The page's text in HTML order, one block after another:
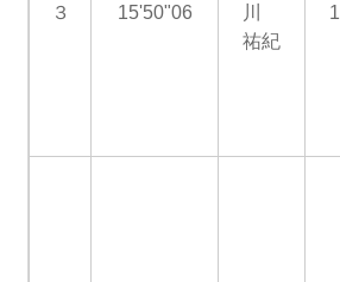
３ 15'50"06
川
祐紀
1